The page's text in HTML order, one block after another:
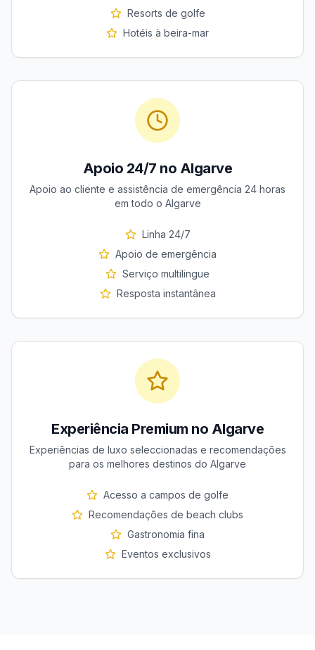
Resorts de golfe
Hotéis à beira-mar
Apoio 24/7 no Algarve
Apoio ao cliente e assistência de emergência 24 horas
em todo o Algarve
Linha 24/7
Apoio de emergência
Serviço multilingue
Resposta instantânea
Experiência Premium no Algarve
Experiências de luxo seleccionadas e recomendações
para os melhores destinos do Algarve
Acesso a campos de golfe
Recomendações de beach clubs
Gastronomia fina
Eventos exclusivos